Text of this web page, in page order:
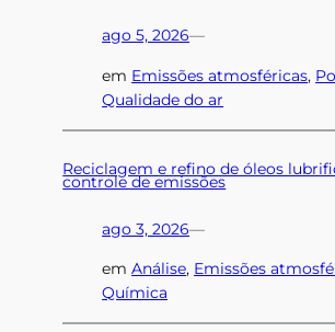
ago 5, 2026—
em Emissões atmosféricas,
Qualidade do ar
Reciclagem e refino de óleos
controle de emissões
ago 3, 2026—
emAnálise, Emissões
Química